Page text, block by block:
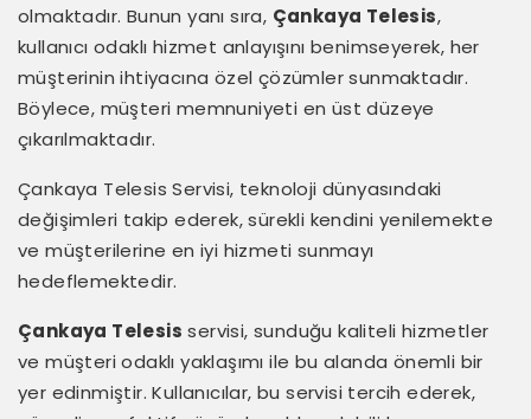
olmaktadır. Bunun yanı sıra, Çankaya Telesis,
kullanıcı odaklı hizmet anlayışını benimseyerek, her
müşterinin ihtiyacına özel çözümler sunmaktadır.
Böylece, müşteri memnuniyeti en üst düzeye
çıkarılmaktadır.
Çankaya Telesis Servisi, teknoloji dünyasındaki
değişimleri takip ederek, sürekli kendini yenilemekte
ve müşterilerine en iyi hizmeti sunmayı
hedeflemektedir.
Çankaya Telesis servisi, sunduğu kaliteli hizmetler
ve müşteri odaklı yaklaşımı ile bu alanda önemli bir
yer edinmiştir. Kullanıcılar, bu servisi tercih ederek,